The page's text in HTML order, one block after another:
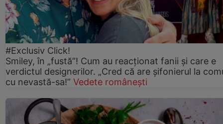
#Exclusiv Click!
Smiley, în „fustă”! Cum au reacționat fanii și care e
verdictul designerilor. „Cred că are șifonierul la
cu nevastă-sa!” Vedete românești